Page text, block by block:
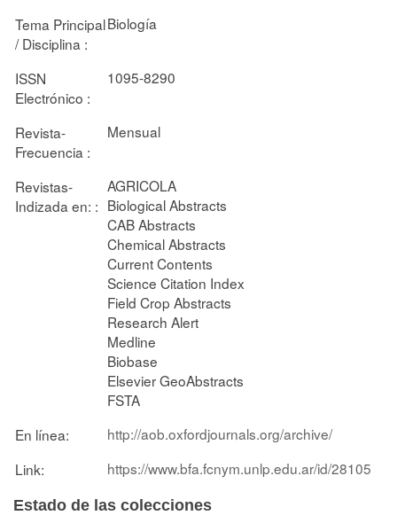
Tema Principal
/ Disciplina :
Biología
ISSN
Electrónico :
1095-8290
Revista-
Frecuencia :
Mensual
Revistas-
Indizada en: :
AGRICOLA
Biological Abstracts
CAB Abstracts
Chemical Abstracts
Current Contents
Science Citation Index
Field Crop Abstracts
Research Alert
Medline
Biobase
Elsevier GeoAbstracts
FSTA
En línea:
http://aob.oxfordjournals.org/archive/
Link:
https://www.bfa.fcnym.unlp.edu.ar/id/28105
Estado de las colecciones